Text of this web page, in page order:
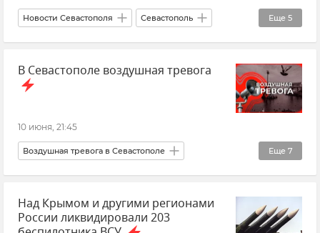
Еще 5
Новости Севастополя Севастополь
Срочные новости Крыма Крым
Михаил Развожаев
Беспилотник (БПЛА, дрон)
В Севастополе воздушная тревога
10 июня, 21:45
Еще 7
Воздушная тревога в Севастополе
Севастополь Новости
Михаил Развожаев
Безопасность Республики Крым и Севастополя
Над Крымом и другими регионами
России ликвидировали 203